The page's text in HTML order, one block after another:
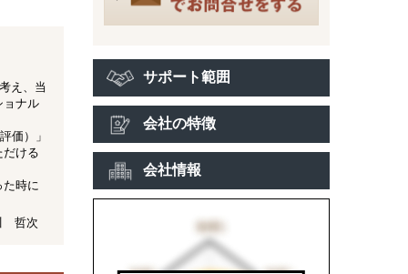
え、当
ョナル
価）」
だける
た時に
哲次
サポート範囲
会社の特徴
会社情報